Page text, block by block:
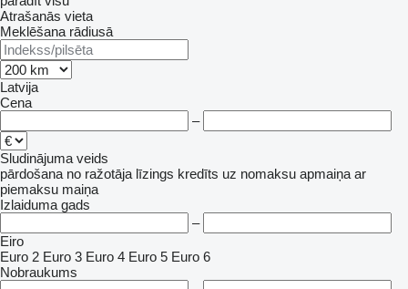
Atrašanās vieta
Meklēšana rādiusā
Latvija
Cena
–
Sludinājuma veids
pārdošana no ražotāja līzings kredīts uz nomaksu apmaiņa ar
piemaksu maiņa
Izlaiduma gads
–
Eiro
Euro 2 Euro 3 Euro 4 Euro 5 Euro 6
Nobraukums